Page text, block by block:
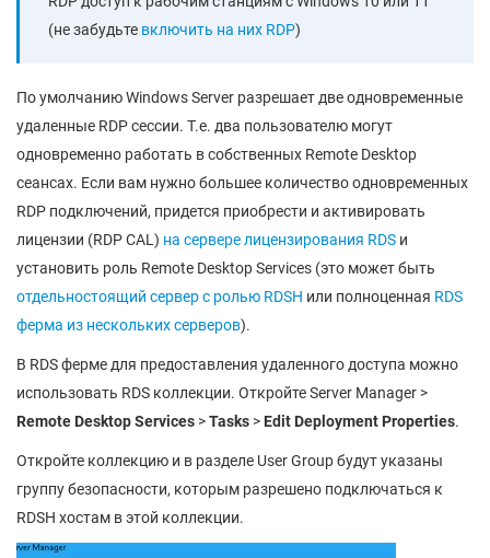
(не забудьте включить на них RDP)
По умолчанию Windows Server разрешает две одновременные
удаленные RDP сессии. Т.е. два пользователю могут
одновременно работать в собственных Remote Desktop
сеансах. Если вам нужно большее количество одновременных
RDP подключений, придется приобрести и активировать
лицензии (RDP CAL) на сервере лицензирования RDS и
установить роль Remote Desktop Services (это может быть
отдельностоящий сервер с ролью RDSH или полноценная RDS
ферма из нескольких серверов).
В RDS ферме для предоставления удаленного доступа можно
использовать RDS коллекции. Откройте Server Manager >
Remote Desktop Services >Tasks > Edit Deployment Properties.
Откройте коллекцию и в разделе User Group будут указаны
группу безопасности, которым разрешено подключаться к
RDSH хостам в этой коллекции.